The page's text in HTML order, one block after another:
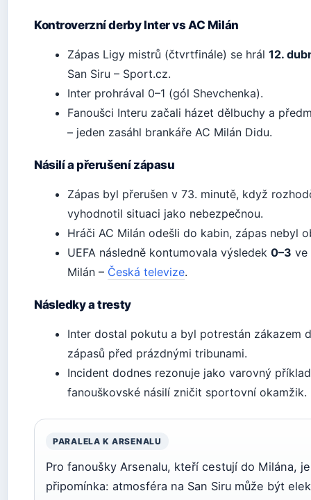
Kontroverzní derby Inter vs AC Milán
Zápas Ligy mistrů (čtvrtfinále) se hrál 12.
San Siru – Sport.cz.
Inter prohrával 0–1 (gól Shevchenka).
Fanoušci Interu začali házet dělbuchy a
– jeden zasáhl brankáře AC Milán Didu.
Násilí a přerušení zápasu
Zápas byl přerušen v 73. minutě, když
vyhodnotil situaci jako nebezpečnou.
Hráči AC Milán odešli do kabin, zápas nebyl
UEFA následně kontumovala výsledek 0–3 ve
Milán – Česká televize.
Následky a tresty
Inter dostal pokutu a byl potrestán zákazem
zápasů před prázdnými tribunami.
Incident dodnes rezonuje jako varovný
fanouškovské násilí zničit sportovní okamžik.
PARALELA K ARSENALU
Pro fanoušky Arsenalu, kteří cestují do Milána,
připomínka: atmosféra na San Siru může být